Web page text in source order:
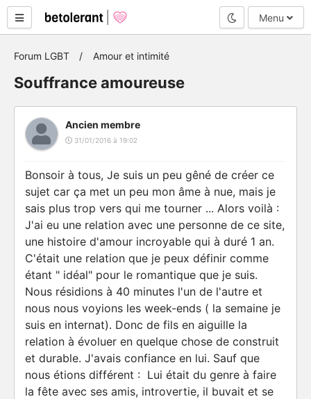
Mode nuit
Menu
Forum LGBT Amour et intimité
Souffrance amoureuse
Ancien membre
31/01/2016 à 19:02
Bonsoir à tous, Je suis un peu gêné de créer ce
sujet car ça met un peu mon âme à nue, mais je
sais plus trop vers qui me tourner ... Alors voilà :
J'ai eu une relation avec une personne de ce site,
une histoire d'amour incroyable qui à duré 1 an.
C'était une relation que je peux définir comme
étant " idéal" pour le romantique que je suis.
Nous résidions à 40 minutes l'un de l'autre et
nous nous voyions les week-ends ( la semaine je
suis en internat). Donc de fils en aiguille la
relation à évoluer en quelque chose de construit
et durable. J'avais confiance en lui. Sauf que
nous étions différent : Lui était du genre à faire
la fête avec ses amis, introvertie, il buvait et se